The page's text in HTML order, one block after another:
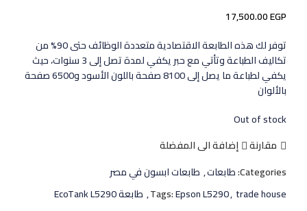
17,500.00EGP
توفر لك هذه الطابعة الاقتصادية متعددة الوظائف حتى 90% من
تكاليف الطباعة وتأتي مع حبر يكفي لمدة تصل إلى 3 سنوات، حيث
يكفي لطباعة ما يصل إلى 8100 صفحة باللون الأسود و6500 صفحة
بالألوان
Out of stock
مقارنة
إضافة الى المفضلة
Categories: طابعات, طابعات ابسون في مصر
Tags:Epson L5290, trade house
, طابعة EcoTank L5290